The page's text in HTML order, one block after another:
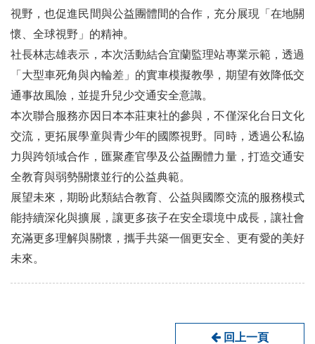
視野，也促進民間與公益團體間的合作，充分展現「在地關
懷、全球視野」的精神。
社長林志雄表示，本次活動結合宜蘭監理站專業示範，透過
「大型車死角與內輪差」的實車模擬教學，期望有效降低交
通事故風險，並提升兒少交通安全意識。
本次聯合服務亦因日本本莊東社的參與，不僅深化台日文化
交流，更拓展學童與青少年的國際視野。同時，透過公私協
力與跨領域合作，匯聚產官學及公益團體力量，打造交通安
全教育與弱勢關懷並行的公益典範。
展望未來，期盼此類結合教育、公益與國際交流的服務模式
能持續深化與擴展，讓更多孩子在安全環境中成長，讓社會
充滿更多理解與關懷，攜手共築一個更安全、更有愛的美好
未來。
回上一頁